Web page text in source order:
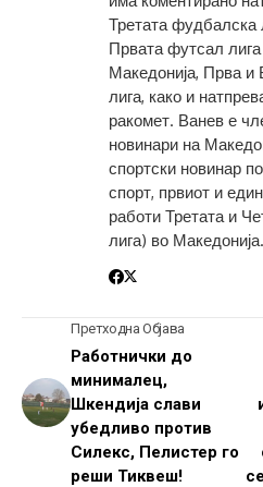
Третата фудбалска
Првата футсал
Македонија, Прва
лига, како и
ракомет. Ванев е
новинари на
спортски новинар
спорт, првиот и
работи Третата и
лига) во Македонија.
Претходна Објава
Работнички до
минималец,
Шкендија слави
убедливо против
Силекс, Пелистер го
реши Тиквеш!